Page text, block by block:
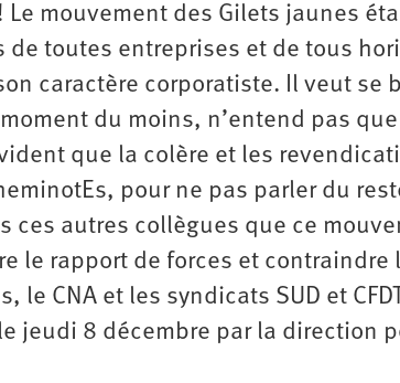
Le mouvement des Gilets jaunes
de toutes entreprises et de tous
caractère corporatiste. Il veut se
du moins, n’entend pas
que la colère et les
pour ne pas parler du
ces autres collègues que ce
le rapport de forces et contraindre
le CNA et les syndicats SUD et
jeudi 8 décembre par la direction